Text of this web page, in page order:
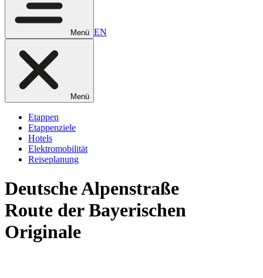
Menü EN
Menü
Etappen
Etappenziele
Hotels
Elektromobilität
Reiseplanung
DeutscheAlpenstraße
Route der Bayerischen
Originale